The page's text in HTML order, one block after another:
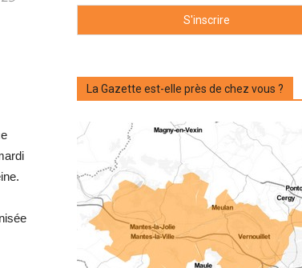
La Gazette est-elle près de chez vous ?